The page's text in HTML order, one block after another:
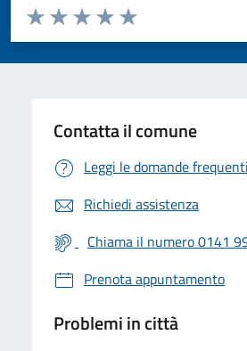
Valuta da 1 a 5 stelle la pagina
Valuta 5 stelle su 5
Valuta 4 stelle su 5
Valuta 3 stelle su 5
Valuta 2 stelle su 5
Valuta 1 stelle su 5
Contatta il comune
Leggi le domande frequenti
Richiedi assistenza
Chiama il numero 0141
Prenota appuntamento
Problemi in città